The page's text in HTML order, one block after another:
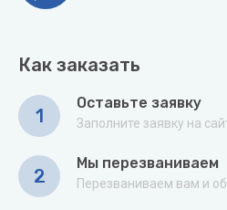
Как заказать
1
Оставьте заявку
Заполните заявку на
2
Мы перезваниваем
Перезваниваем вам и